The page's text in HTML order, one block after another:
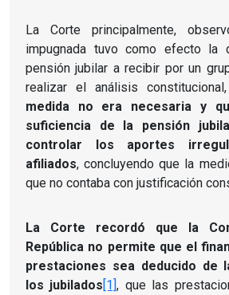
La Corte principalmente,
impugnada tuvo como efecto la
pensión jubilar a recibir por un
realizar el análisis constitucional,
medida no era necesaria y
suficiencia de la pensión
controlar los aportes
afiliados, concluyendo que la
que no contaba con justificación
La Corte recordó que la
República no permite que el
prestaciones sea deducido de
los jubilados[1], que las